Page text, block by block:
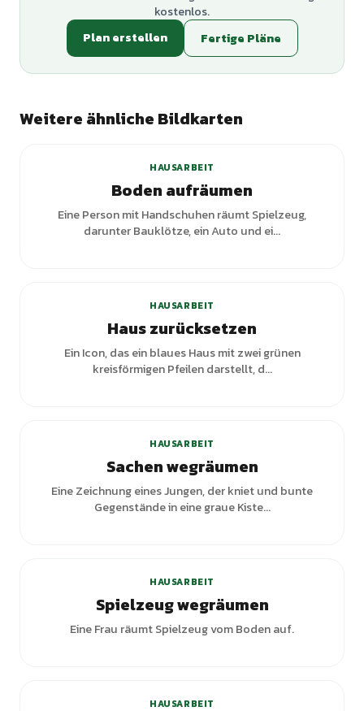
kostenlos.
Plan erstellen
Fertige Pläne
Weitere ähnliche Bildkarten
HAUSARBEIT
Boden aufräumen
Eine Person mit Handschuhen räumt Spielzeug,
darunter Bauklötze, ein Auto und ei...
HAUSARBEIT
Haus zurücksetzen
Ein Icon, das ein blaues Haus mit zwei grünen
kreisförmigen Pfeilen darstellt, d...
HAUSARBEIT
Sachen wegräumen
Eine Zeichnung eines Jungen, der kniet und bunte
Gegenstände in eine graue Kiste...
HAUSARBEIT
Spielzeug wegräumen
Eine Frau räumt Spielzeug vom Boden auf.
HAUSARBEIT